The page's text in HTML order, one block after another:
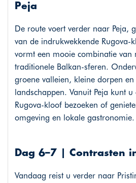
Peja
De route voert verder naar Peja,
van de indrukwekkende Rugova-
vormt een mooie combinatie van
traditionele Balkan-sferen.
groene valleien, kleine dorpen
landschappen. Vanuit Peja kunt
Rugova-kloof bezoeken of
omgeving en lokale gastronomie.
Dag 6–7 | Contrasten
Vandaag reist u verder naar